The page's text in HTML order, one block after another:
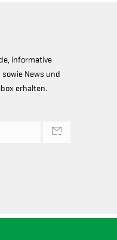
informative
News und
erhalten.